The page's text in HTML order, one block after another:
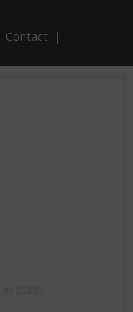
Contact |